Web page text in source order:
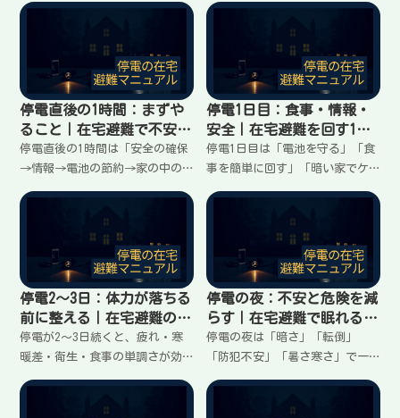
停電直後の1時間：まずや
ること｜在宅避難で不安を
増やさない初動
停電直後の1時間は「安全の確保
→情報→電池の節約→家の中の
る。ブレーカー確認、明かりの
確保、冷蔵庫の扱い、スマホ電
池の守り方、家族連絡の最小ル
ールまで、在宅避難の初動を手
順でまとめる。
停電1日目：食事・情報・
安全｜在宅避難を回す1日
の組み立て方
停電1日目は「電池を守る」「食
事を簡単に回す」「暗い家でケ
の扱い、スマホの情報確認の回
数、明かりの配置、家族の動き
を固定して疲れを増やさない。1
日の流れを朝〜夜でまとめる。
停電2〜3日：体力が落ちる
前に整える｜在宅避難の消
耗を減らす段取り
停電が2〜3日続くと、疲れ・寒
暖差・衛生・食事の単調さが効
を減らす」「電池と明かりを計
停電の夜：不安と危険を減
らす｜在宅避難で眠れる環
境の作り方
停電の夜は「暗さ」「転倒」
「防犯不安」「暑さ寒さ」で一
定し、明かりの置き方を決め、